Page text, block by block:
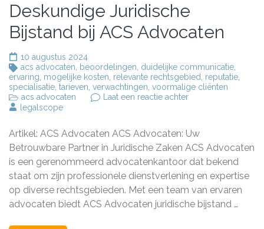
Deskundige Juridische
Bijstand bij ACS Advocaten
10 augustus 2024
acs advocaten
beoordelingen duidelijke communicatie
ervaring mogelijke kosten relevante rechtsgebied reputatie
specialisatie tarieven verwachtingen voormalige cliënten
acs advocaten
Laat een reactie achterop
bij
ACS
Advocaten
legalscope
Artikel: ACS Advocaten ACS Advocaten: Uw
Betrouwbare Partner in Juridische Zaken ACS Advocaten
is een gerenommeerd advocatenkantoor dat bekend
staat om zijn professionele dienstverlening en expertise
op diverse rechtsgebieden. Met een team van ervaren
advocaten biedt ACS Advocaten juridische bijstand …